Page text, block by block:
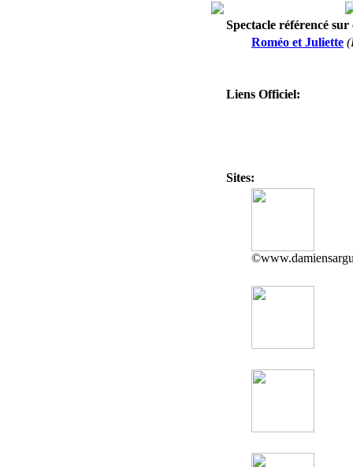
Spectacle référencé sur
Roméo et Juliette
Liens Officiel:
Sites: